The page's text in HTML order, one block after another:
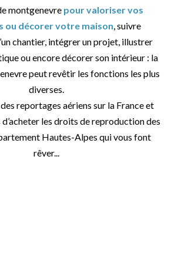
montgenevre pour valoriser vos
ou décorer votre maison, suivre
chantier, intégrer un projet, illustrer
ou encore décorer son intérieur : la
peut revêtir les fonctions les plus
diverses.
reportages aériens sur la France et
les droits de reproduction des
Hautes-Alpes qui vous font
rêver...